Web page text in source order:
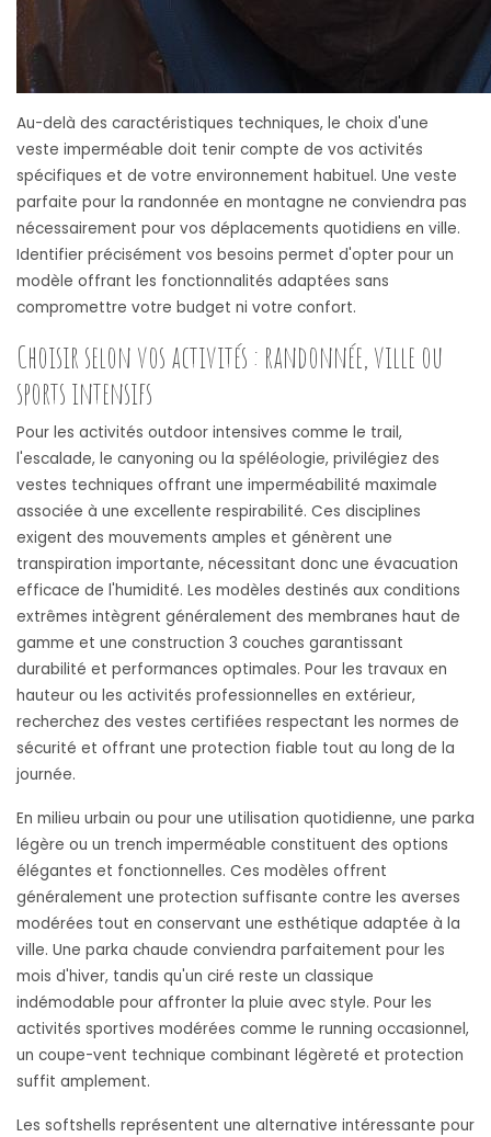
Au-delà des caractéristiques techniques, le choix d'une
veste imperméable doit tenir compte de vos activités
spécifiques et de votre environnement habituel. Une veste
parfaite pour la randonnée en montagne ne conviendra pas
nécessairement pour vos déplacements quotidiens en ville.
Identifier précisément vos besoins permet d'opter pour un
modèle offrant les fonctionnalités adaptées sans
compromettre votre budget ni votre confort.
Choisir selon vos activités : randonnée, ville ou
sports intensifs
Pour les activités outdoor intensives comme le trail,
l'escalade, le canyoning ou la spéléologie, privilégiez des
vestes techniques offrant une imperméabilité maximale
associée à une excellente respirabilité. Ces disciplines
exigent des mouvements amples et génèrent une
transpiration importante, nécessitant donc une évacuation
efficace de l'humidité. Les modèles destinés aux conditions
extrêmes intègrent généralement des membranes haut de
gamme et une construction 3 couches garantissant
durabilité et performances optimales. Pour les travaux en
hauteur ou les activités professionnelles en extérieur,
recherchez des vestes certifiées respectant les normes de
sécurité et offrant une protection fiable tout au long de la
journée.
En milieu urbain ou pour une utilisation quotidienne, une parka
légère ou un trench imperméable constituent des options
élégantes et fonctionnelles. Ces modèles offrent
généralement une protection suffisante contre les averses
modérées tout en conservant une esthétique adaptée à la
ville. Une parka chaude conviendra parfaitement pour les
mois d'hiver, tandis qu'un ciré reste un classique
indémodable pour affronter la pluie avec style. Pour les
activités sportives modérées comme le running occasionnel,
un coupe-vent technique combinant légèreté et protection
suffit amplement.
Les softshells représentent une alternative intéressante pour